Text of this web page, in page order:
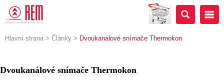
Hlavní strana > Články > Dvoukanálové snímače Thermokon
Dvoukanálové snímače Thermokon